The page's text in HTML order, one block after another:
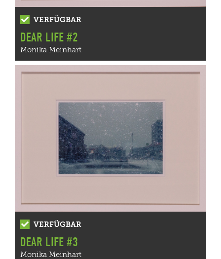
VERFÜGBAR
DEAR LIFE #2
Monika Meinhart
VERFÜGBAR
DEAR LIFE #3
Monika Meinhart